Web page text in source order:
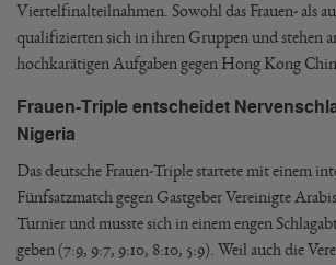
Viertelfinalteilnahmen. Sowohl das Frauen- als
qualifizierten sich in ihren Gruppen und stehen
hochkarätigen Aufgaben gegen Hong Kong
Frauen-Triple entscheidet
Nigeria
Das deutsche Frauen-Triple startete mit einem
Fünfsatzmatch gegen Gastgeber Vereinigte
Turnier und musste sich in einem engen
geben (7:9, 9:7, 9:10, 8:10, 5:9). Weil auch die